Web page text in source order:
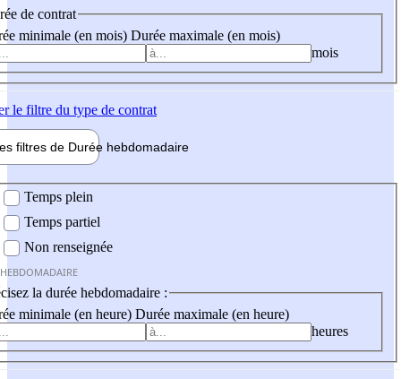
de contrat
minimale (en mois) Durée maximale (en mois)
mois
le filtre du type de contrat
filtres de Durée hebdomadaire
Temps plein
Temps partiel
Non renseignée
la durée hebdomadaire :
minimale (en heure) Durée maximale (en heure)
heures